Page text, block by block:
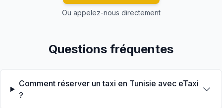
Ou appelez-nous directement
Questions fréquentes
Comment réserver un taxi en Tunisie avec eTaxi
?